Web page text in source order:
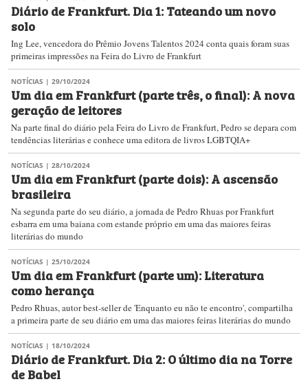
Diário de Frankfurt. Dia 1: Tateando um novo
solo
Ing Lee, vencedora do Prêmio Jovens Talentos 2024 conta quais foram suas
primeiras impressões na Feira do Livro de Frankfurt
NOTÍCIAS | 29/10/2024
Um dia em Frankfurt (parte três, o final): A nova
geração de leitores
Na parte final do diário pela Feira do Livro de Frankfurt, Pedro se depara com
tendências literárias e conhece uma editora de livros LGBTQIA+
NOTÍCIAS | 28/10/2024
Um dia em Frankfurt (parte dois): A ascensão
brasileira
Na segunda parte do seu diário, a jornada de Pedro Rhuas por Frankfurt
esbarra em uma baiana com estande próprio em uma das maiores feiras
literárias do mundo
NOTÍCIAS | 25/10/2024
Um dia em Frankfurt (parte um): Literatura
como herança
Pedro Rhuas, autor best-seller de 'Enquanto eu não te encontro', compartilha
a primeira parte de seu diário em uma das maiores feiras literárias do mundo
NOTÍCIAS | 18/10/2024
Diário de Frankfurt. Dia 2: O último dia na Torre
de Babel